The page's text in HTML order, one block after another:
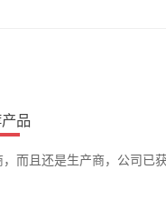
品
而且还是生产商，公司已